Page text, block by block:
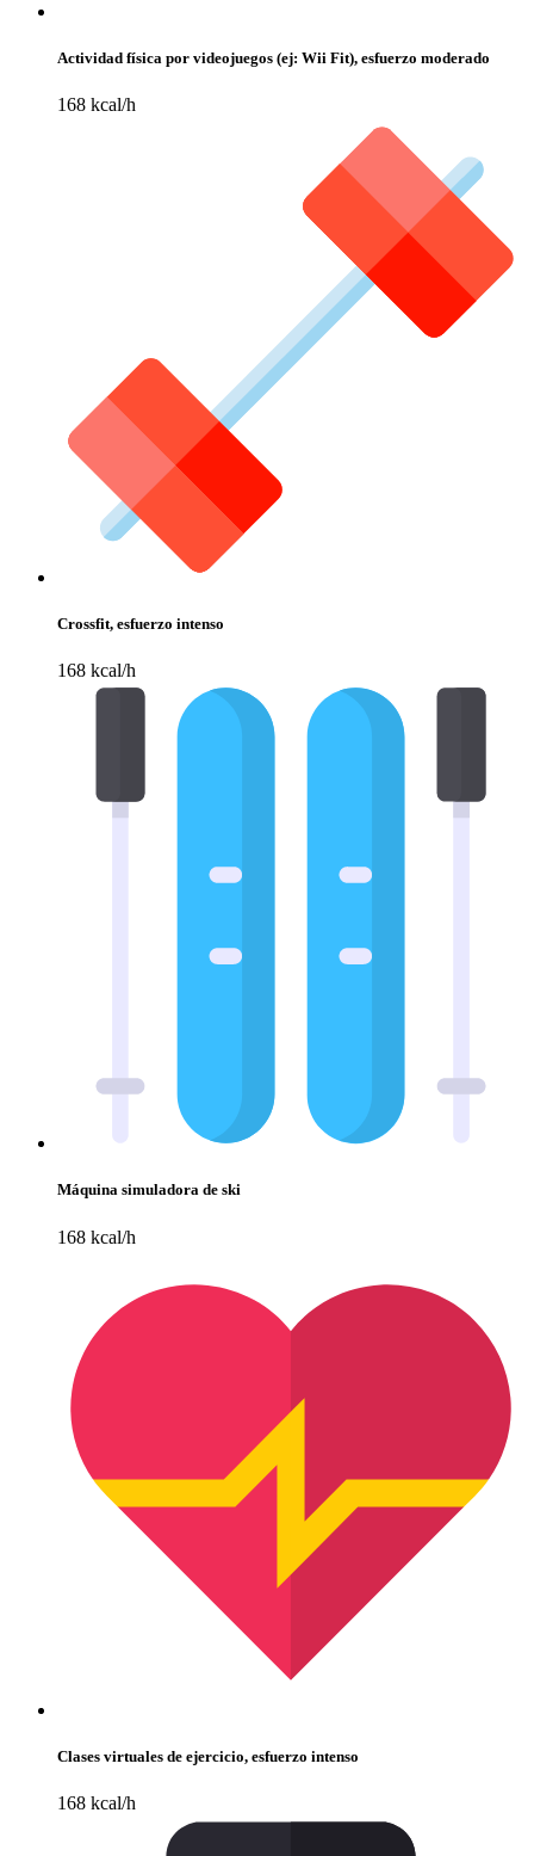
Actividad física por videojuegos (ej: Wii Fit), esfuerzo moderado
168 kcal/h
Crossfit, esfuerzo intenso
168 kcal/h
Máquina simuladora de ski
168 kcal/h
Clases virtuales de ejercicio, esfuerzo intenso
168 kcal/h